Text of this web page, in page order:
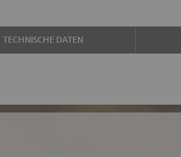
TECHNISCHE DATEN